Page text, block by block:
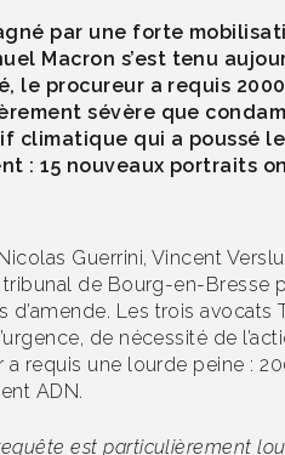
par une forte
Macron s’est tenu
le procureur a requis
sévère que
climatique qui a poussé
: 15 nouveaux portraits
Guerrini, Vincent
de Bourg-en-Bresse
d’amende. Les trois
de nécessité de
a requis une lourde peine :
ADN.
est particulièrement